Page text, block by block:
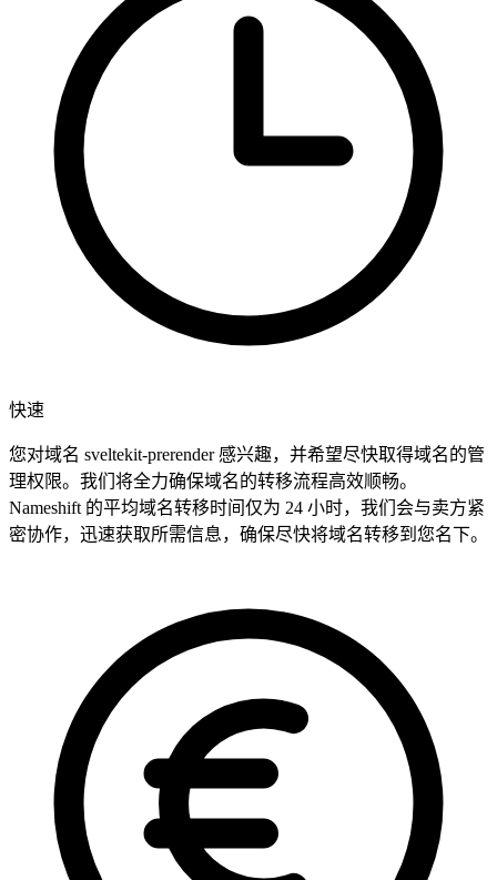
快速
您对域名 sveltekit-prerender 感兴趣，并希望尽快取得域名的管
理权限。我们将全力确保域名的转移流程高效顺畅。
Nameshift 的平均域名转移时间仅为 24 小时，我们会与卖方紧
密协作，迅速获取所需信息，确保尽快将域名转移到您名下。